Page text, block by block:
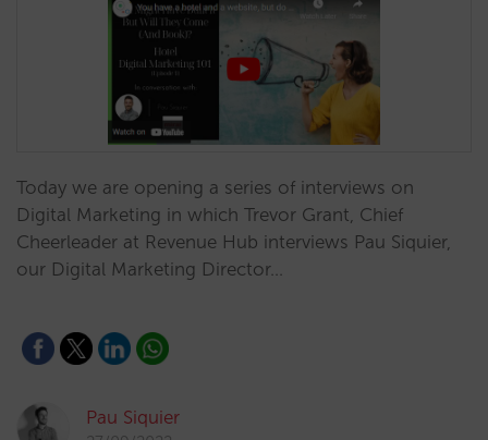
Today we are opening a series of interviews on
Digital Marketing in which Trevor Grant, Chief
Cheerleader at Revenue Hub interviews Pau Siquier,
our Digital Marketing Director…
Pau Siquier